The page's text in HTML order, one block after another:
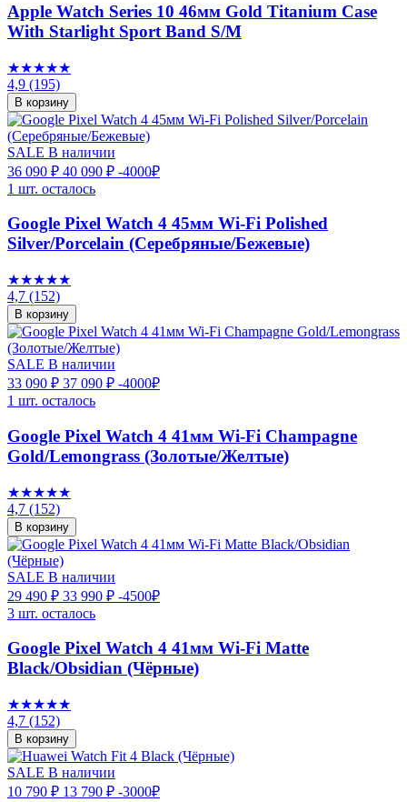
Apple Watch Series 10 46мм Gold Titanium Case
With Starlight Sport Band S/M
★★★★★
4,9 (195)
В корзину
SALE В наличии
36 090 ₽ 40 090 ₽ -4000₽
1 шт. осталось
Google Pixel Watch 4 45мм Wi-Fi Polished
Silver/Porcelain (Серебряные/Бежевые)
★★★★★
4,7 (152)
В корзину
SALE В наличии
33 090 ₽ 37 090 ₽ -4000₽
1 шт. осталось
Google Pixel Watch 4 41мм Wi-Fi Champagne
Gold/Lemongrass (Золотые/Желтые)
★★★★★
4,7 (152)
В корзину
SALE В наличии
29 490 ₽ 33 990 ₽ -4500₽
3 шт. осталось
Google Pixel Watch 4 41мм Wi-Fi Matte
Black/Obsidian (Чёрные)
★★★★★
4,7 (152)
В корзину
SALE В наличии
10 790 ₽ 13 790 ₽ -3000₽